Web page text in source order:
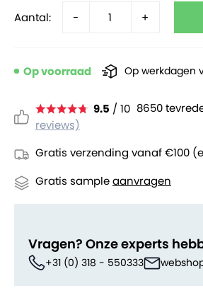
Aantal: - +
9.5 / 10 8650
reviews)
Gratis verzending vanaf €100
Gratis sampleaanvragen
Op voorraad Op werkdagen
Vragen? Onze experts
+31 (0) 318 - 550333